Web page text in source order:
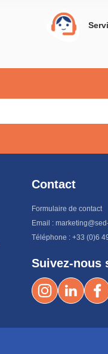
Contact
Formulaire de contact
Email :
Téléphone : +33 (0)6
Suivez-nous